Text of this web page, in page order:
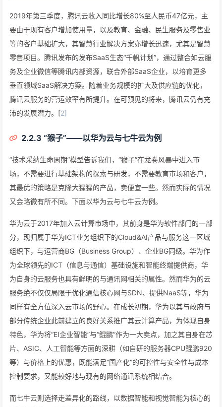
2019年第三季度，腾讯云收入同比增长80%至人民币47亿元，主
要由于现有客户增加使用量，以及教育、金融、民生服务及零售业
等的客户基础扩大，其智慧行业解决方案亦增长迅速，尤其是智慧
零售项目。腾讯发布的发布SaaS生态“千帆计划”，通过整合如云服
务及企业微信等腾讯内部资源，联合外部SaaS企业，以培育更多
垂直领域SaaS解决方案。随着业务规模的扩大及供应链的优化，
腾讯云服务的营运效率有所提升。在可预见的将来，腾讯云仍有充
沛的发展潜力。[2]
2.2.3 “猴子”——以华为云与七牛云为例
“技术采纳生命周期”模型告诉我们，“猴子”在龙卷风暴中进入市
场，不需要进行基础架构的探索与研发，不需要教育市场和客户，
其最优的策略是克隆大猩猩的产品，卖便宜一些。然而实际的情况
又会略微有所不同。下面以华为云与七牛云为例。
华为云于2017年加入云计算市场中，其前身是华为软件部门的一部
分，现归属于华为ICT业务组织下的Cloud&AI产品与服务这一区域
组织下，与运营商BG（Business Group）、企业BG同级。华为作
为全球领先的ICT（信息与通信）基础设施和智能终端提供商，华
为自身的云服务也具有鲜明的与通讯网相关的属性。然而华为的云
服务绝不仅仅局限于优化通信核心网与SDN、提供NaaS等，华为
同样有全方位深入云市场的野心。在成长初期，华为以其与政府与
部分传统企业此前建立的良好关系推广其云计算产品，为体现自身
特色，华为将“EI企业智能”与“鲲鹏”作为一大卖点，加之其自身在芯
片、ASIC、人工智能等方面的深耕（如自研的服务器CPU鲲鹏920
等）与价格上的优惠，既能满足“国产化”的可控性与安全性与成本
控制要求，又能较好地与现有的网络通讯系统相结合。
而七牛云则选择走差异化的路线，以数据智能和视觉智能为核心的